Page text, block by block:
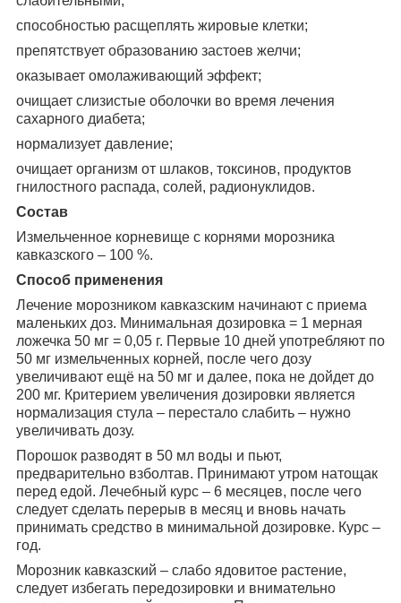
способностью расщеплять жировые клетки;
препятствует образованию застоев желчи;
оказывает омолаживающий эффект;
очищает слизистые оболочки во время лечения
сахарного диабета;
нормализует давление;
очищает организм от шлаков, токсинов, продуктов
гнилостного распада, солей, радионуклидов.
Состав
Измельченное корневище с корнями морозника
кавказского – 100 %.
Способ применения
Лечение морозником кавказским начинают с приема
маленьких доз. Минимальная дозировка = 1 мерная
ложечка 50 мг = 0,05 г. Первые 10 дней употребляют по
50 мг измельченных корней, после чего дозу
увеличивают ещё на 50 мг и далее, пока не дойдет до
200 мг. Критерием увеличения дозировки является
нормализация стула – перестало слабить – нужно
увеличивать дозу.
Порошок разводят в 50 мл воды и пьют,
предварительно взболтав. Принимают утром натощак
перед едой. Лечебный курс – 6 месяцев, после чего
следует сделать перерыв в месяц и вновь начать
принимать средство в минимальной дозировке. Курс –
год.
Морозник кавказский – слабо ядовитое растение,
следует избегать передозировки и внимательно